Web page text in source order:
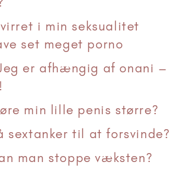
i min seksualitet
set meget porno
er afhængig af onani –
min lille penis større?
sextanker til at forsvinde?
man stoppe væksten?